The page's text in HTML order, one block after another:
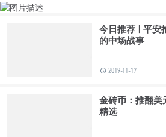
今日推荐 | 平安
的中场战事
2019-11-17
金砖币：推翻美
精选